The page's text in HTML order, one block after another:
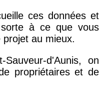
ces données et
à ce que vous
au mieux.
d'Aunis, on
propriétaires et de